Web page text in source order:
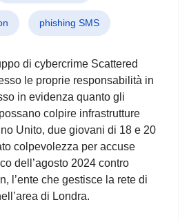
phishing SMS
di cybercrime Scattered
le proprie responsabilità in
in evidenza quanto gli
colpire infrastrutture
Unito, due giovani di 18 e 20
colpevolezza per accuse
dell’agosto 2024 contro
l’ente che gestisce la rete di
di Londra.